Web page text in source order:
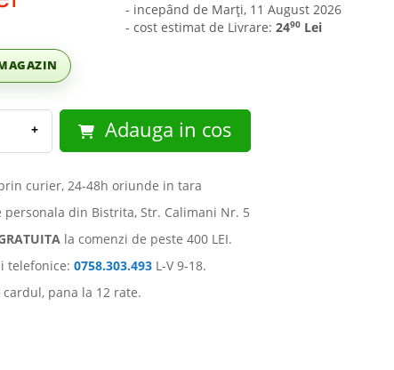
- incepând de Marți, 11 August 2026
- cost estimat de Livrare: 2490 Lei
+ Adauga in cos
curier, 24-48h oriunde in tara
personala din Bistrita, Str. Calimani Nr. 5
la comenzi de peste 400 LEI.
telefonice: 0758.303.493 L-V 9-18.
cardul, pana la 12 rate.